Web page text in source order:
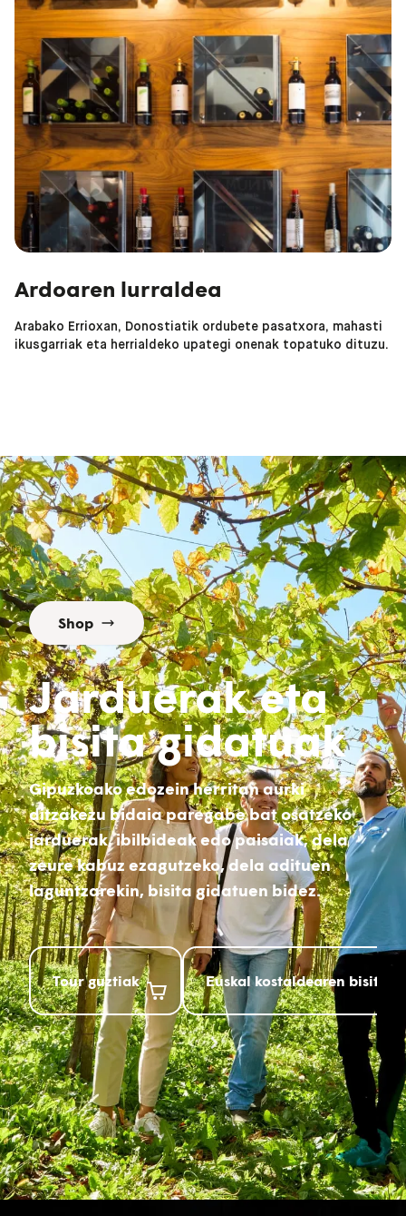
Ardoaren lurraldea
Arabako Errioxan, Donostiatik ordubete pasatxora, mahasti
ikusgarriak eta herrialdeko upategi onenak topatuko dituzu.
Shop
Jarduerak eta
bisita gidatuak
Gipuzkoako edozein herritan aurki
ditzakezu bidaia paregabe bat osatzeko
jarduerak, ibilbideak edo paisaiak, dela
zeure kabuz ezagutzeko, dela adituen
laguntzarekin, bisita gidatuen bidez.
Tour guztiak Euskal kostaldearen bisita